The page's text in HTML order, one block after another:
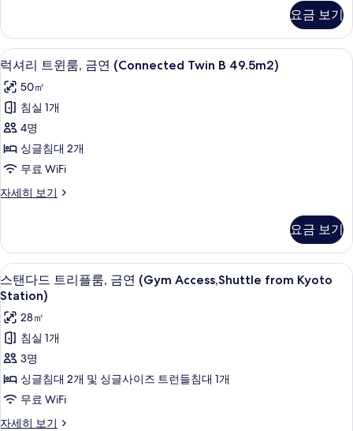
A
44.4m2)
사
진
모
두
보
윈
룸,
금
연
(Connected
Twin
44.4m2)
자
세
히
보
요금 보기
럭
셔
리
트
윈
룸,
금
연
B
49.5m2)
사
진
모
두
보
기
럭셔리 트윈룸, 금연 (Connected
9
럭셔리 트윈룸, 금연 (Connected Twin B 49.5m2)
50㎡
침실 1개
4명
싱글침대 2개
무료 WiFi
자세히 보기
럭
윈
룸,
금
연
(Connected
Twin
B
49.5m2)
자
세
보
기
요금 보기
스
탠
다
드
트
리
플
룸,
스탠다드 트리플룸, 금연 (Gym
8
스탠다드 트리플룸, 금연 (Gym Access,Shuttle from Kyoto
Station)
28㎡
침실 1개
3명
싱글침대 2개 및 싱글사이즈 트런들침대 1개
무료 WiFi
자세히 보기
스